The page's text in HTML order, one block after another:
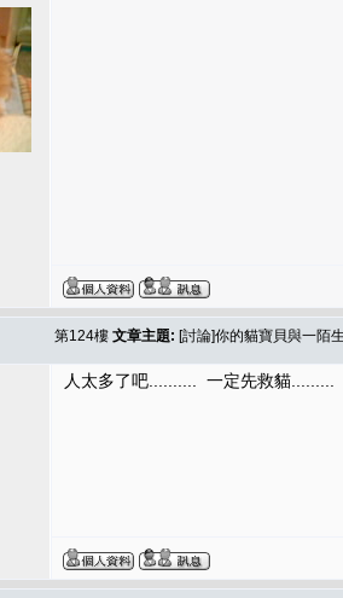
第124樓 文章主題: [討論]你的貓寶貝與一陌
人太多了吧.......... 一定先救貓.........